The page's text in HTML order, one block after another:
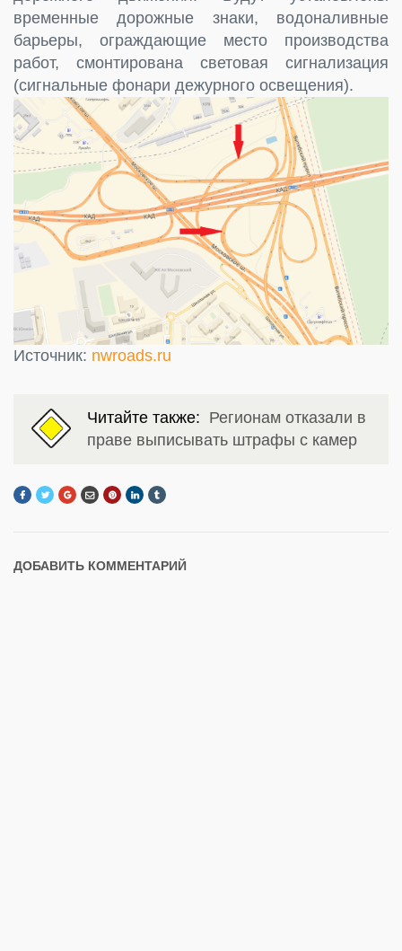
временные дорожные знаки, водоналивные
барьеры, ограждающие место производства
работ, смонтирована световая сигнализация
(сигнальные фонари дежурного освещения).
Источник: nwroads.ru
Читайте также: Регионам отказали в
праве выписывать штрафы с камер
ДОБАВИТЬ КОММЕНТАРИЙ